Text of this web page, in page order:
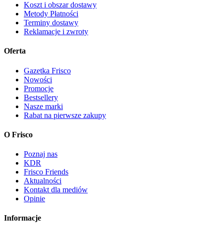
Koszt i obszar dostawy
Metody Płatności
Terminy dostawy
Reklamacje i zwroty
Oferta
Gazetka Frisco
Nowości
Promocje
Bestsellery
Nasze marki
Rabat na pierwsze zakupy
O Frisco
Poznaj nas
KDR
Frisco Friends
Aktualności
Kontakt dla mediów
Opinie
Informacje